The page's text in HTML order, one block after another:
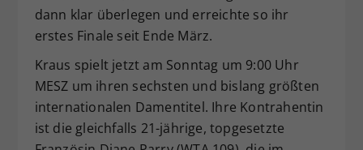
dann klar überlegen und erreichte so ihr
erstes Finale seit Ende März.
Kraus spielt jetzt am Sonntag um 9:00 Uhr
MESZ um ihren sechsten und bislang größten
internationalen Damentitel. Ihre Kontrahentin
ist die gleichfalls 21-jährige, topgesetzte